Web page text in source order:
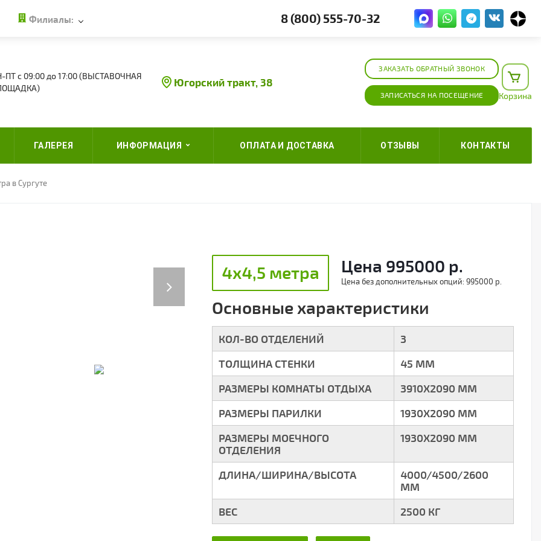
Филиалы: 8 (800) 555-70-32
ПТ с 09:00 до 17:00 (ВЫСТАВОЧНАЯ
Югорский тракт, 38
ЗАКАЗАТЬ ОБРАТНЫЙ ЗВОНОК
ЗАПИСАТЬСЯ НА ПОСЕЩЕНИЕ Корзина
ГАЛЕРЕЯ ИНФОРМАЦИЯ ОПЛАТА И ДОСТАВКА ОТЗЫВЫ КОНТАКТЫ
в Сургуте
4х4,5 метра Цена 995000 р.
Цена без дополнительных опций: 995000 р.
Основные характеристики
КОЛ-ВО ОТДЕЛЕНИЙ
3
ТОЛЩИНА СТЕНКИ
45 ММ
РАЗМЕРЫ КОМНАТЫ ОТДЫХА
3910Х2090 ММ
РАЗМЕРЫ ПАРИЛКИ
1930Х2090 ММ
РАЗМЕРЫ МОЕЧНОГО
ОТДЕЛЕНИЯ
1930Х2090 ММ
ДЛИНА/ШИРИНА/ВЫСОТА
4000/4500/2600
ММ
ВЕС
2500 КГ